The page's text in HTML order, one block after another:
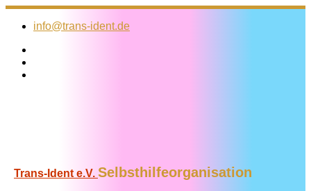
Zum
Inhalt
info@trans-ident.de
Trans-Ident e.V. Selbsthilfeorganisation